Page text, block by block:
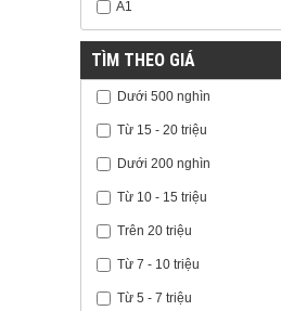
A1
TÌM THEO GIÁ
Dưới 500 nghìn
Từ 15 - 20 triệu
Dưới 200 nghìn
Từ 10 - 15 triệu
Trên 20 triệu
Từ 7 - 10 triệu
Từ 5 - 7 triệu